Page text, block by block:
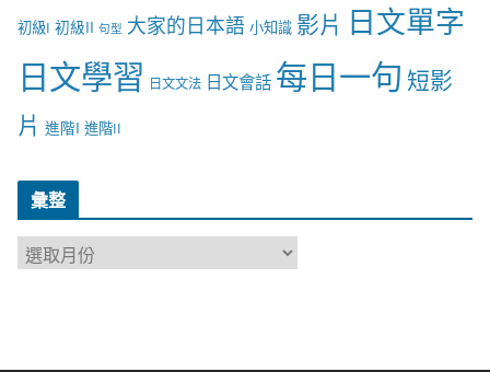
初級I 初級II 句型 大家的日本語 小知識 影片 日文單字
日文學習 日文文法 日文會話 每日一句 短影
片 進階I 進階II
彙整
彙
整